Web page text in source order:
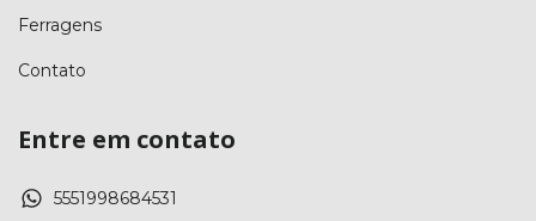
Ferragens
Contato
Entre em contato
5551998684531